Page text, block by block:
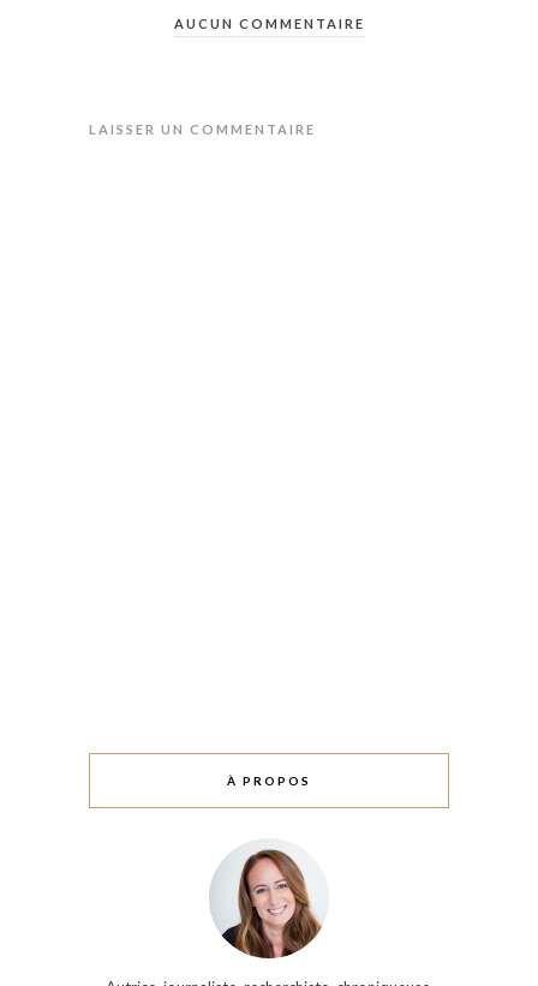
AUCUN COMMENTAIRE
LAISSER UN COMMENTAIRE
À PROPOS